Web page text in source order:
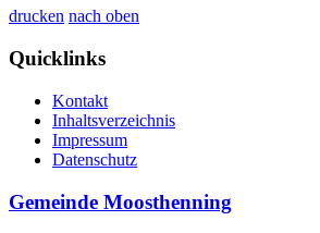
drucken nach oben
Quicklinks
Kontakt
Inhaltsverzeichnis
Impressum
Datenschutz
Gemeinde Moosthenning